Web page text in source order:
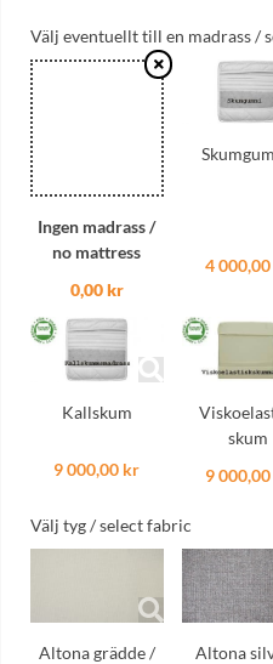
Välj eventuellt till en madrass /
Ingen madrass /
no mattress
0,00 kr
4
Kallskum
9 000,00 kr
skum
9
Välj tyg / select fabric
Altona grädde /
Altona